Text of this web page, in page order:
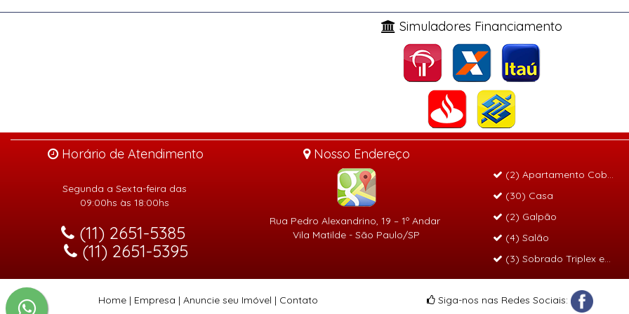
Simuladores Financiamento
Horário de Atendimento
Segunda a Sexta-feira das
09:00hs às 18:00hs
(11) 2651-5385
(11) 2651-5395
Nosso Endereço
Rua Pedro Alexandrino, 19 – 1º Andar
Vila Matilde - São Paulo/SP
(2) Apartamento
(30) Casa
(2) Galpão
(4) Salão
(3) Sobrado Triplex em
Home| Empresa | Anuncie seu Imóvel | Contato Siga-nos nas Redes Sociais: